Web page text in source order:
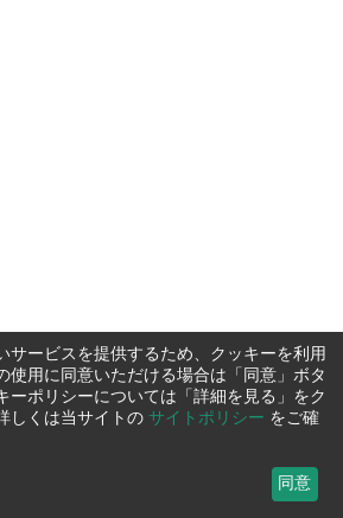
サービスを提供するため、クッキーを利用
使用に同意いただける場合は「同意」ボタ
ーポリシーについては「詳細を見る」をク
しくは当サイトの サイトポリシー をご確
同意